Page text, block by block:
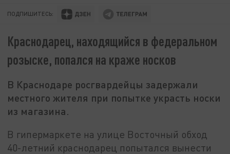
ПОДПИШИТЕСЬ:
Краснодарец, находящийся в федеральном
розыске, попался на краже носков
В Краснодаре росгвардейцы задержали
местного жителя при попытке украсть носки
из магазина.
В гипермаркете на улице Восточный обход
40-летний краснодарец попытался вынести